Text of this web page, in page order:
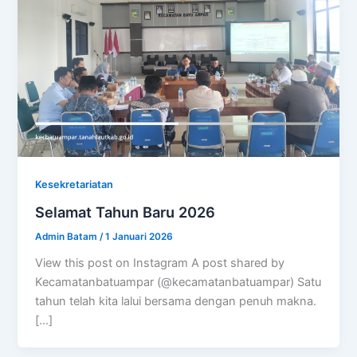
Kesekretariatan
Selamat Tahun Baru 2026
Admin Batam/1 Januari 2026
View this post on Instagram A post shared by
Kecamatanbatuampar (@kecamatanbatuampar) Satu
tahun telah kita lalui bersama dengan penuh makna.
[…]